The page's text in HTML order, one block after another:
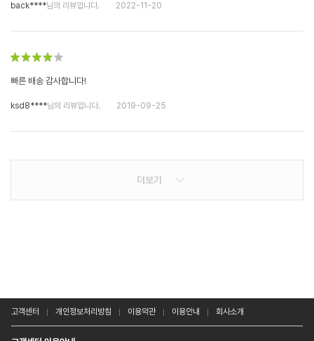
back****님의 리뷰입니다. 2022-11-20
빠른 배송 감사합니다!
ksd8****님의 리뷰입니다. 2019-09-25
더보기
고객센터 개인정보처리방침 이용약관 이용안내 회사소개